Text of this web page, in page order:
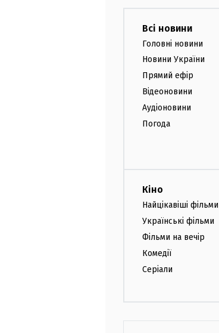
Всі новини
Головні новини
Новини України
Прямий ефір
Відеоновини
Аудіоновини
Погода
Кіно
Найцікавіші фільми
Українські фільми
Фільми на вечір
Комедії
Серіали